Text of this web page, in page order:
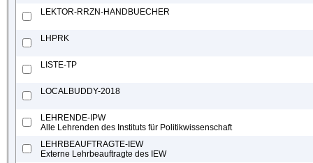
LEKTOR-RRZN-HANDBUECHER
LHPRK
LISTE-TP
LOCALBUDDY-2018
LEHRENDE-IPW
Alle Lehrenden des Instituts für Politikwissenschaft
LEHRBEAUFTRAGTE-IEW
Externe Lehrbeauftragte des IEW